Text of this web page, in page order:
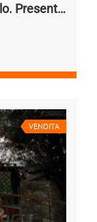
Rif.W BORGO VILLA BENIA Rapallo. Presentazione
VENDITA